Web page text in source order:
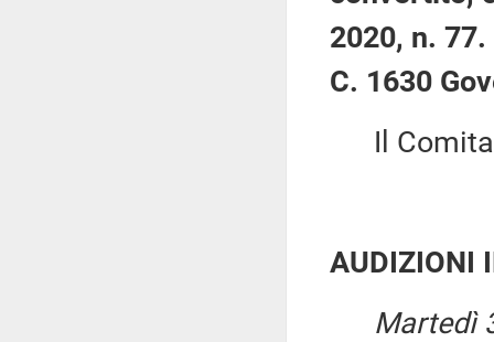
2020, n. 77.
C. 1630
Il
AUDIZIONI
Martedì